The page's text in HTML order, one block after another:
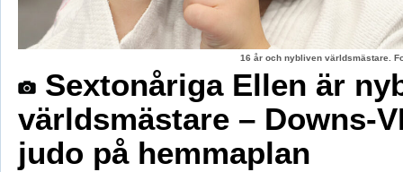
16 år och nybliven världsmästare.
Sextonåriga Ellen är
världsmästare – Downs-
judo på hemmaplan